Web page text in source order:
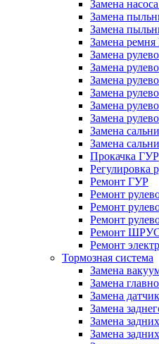
Замена
Замена
Замена
Замена
Замена
Замена
Замена
Замена
Замена
Замена
Замена
Замена
Прокачка ГУР
Регулировка
Ремонт ГУР
Ремонт
Ремонт
Ремонт
Ремонт
Ремонт
Тормозная система
Замена
Замена
Замена
Замена
Замена
Замена